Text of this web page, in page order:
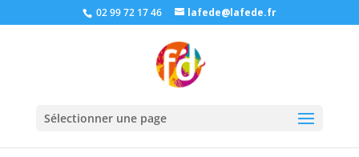
02 99 72 17 46 lafede@lafede.fr
Sélectionner une page